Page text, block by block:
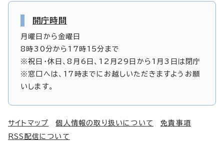
開庁時間
月曜日から金曜日
8時30分から17時15分まで
※祝日・休日、8月6日、12月29日から1月3日は閉庁
※窓口へは、17時までにお越しいただきますようお願
いします。
サイトマップ 個人情報の取り扱いについて
免責事項
RSS配信について